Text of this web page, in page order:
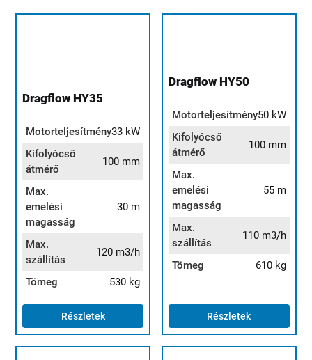
Dragflow HY35
Motorteljesítmény33 kW
Kifolyócső
átmérő
100 mm
Max.
emelési
magasság
30 m
Max.
szállítás
120 m3/h
Tömeg 530 kg
Részletek
Dragflow HY50
Motorteljesítmény50 kW
Kifolyócső
átmérő
100 mm
Max.
emelési
magasság
55 m
Max.
szállítás
110 m3/h
Tömeg 610 kg
Részletek